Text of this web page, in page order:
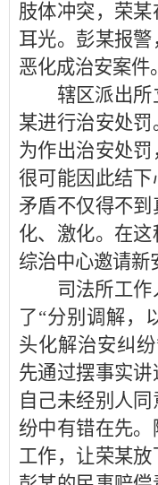
肢体冲突，荣
耳光。彭某报
恶化成治安案件。
辖区派出
某进行治安处
为作出治安处
很可能因此结
矛盾不仅得不
化、激化。在
综治中心邀请新
司法所工
了“分别调解，
头化解治安纠
先通过摆事实讲
自己未经别人
纷中有错在先
工作，让荣某